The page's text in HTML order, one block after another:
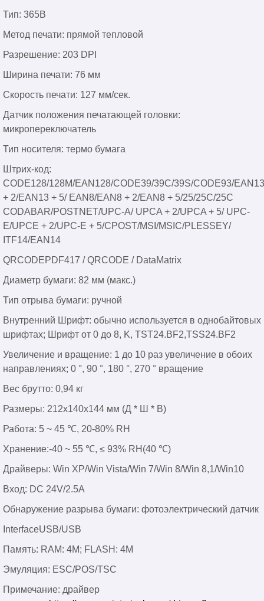
Тип: 365B
Метод печати: прямой тепловой
Разрешение: 203 DPI
Ширина печати: 76 мм
Скорость печати: 127 мм/сек.
Датчик положения печатающей головки:
микропереключатель
Тип носителя: термо бумага
Штрих-код:
CODE128/128M/EAN128/CODE39/39C/39S/CODE93/
+ 2/EAN13 + 5/ EAN8/EAN8 + 2/EAN8 + 5/25/25C/25C
CODABAR/POSTNET/UPC-A/ UPCA + 2/UPCA + 5/ UPC-
E/UPCE + 2/UPC-E + 5/CPOST/MSI/MSIC/PLESSEY/
ITF14/EAN14
QRCODEPDF417 / QRCODE / DataMatrix
Диаметр бумаги: 82 мм (макс.)
Тип отрыва бумаги: ручной
Внутренний Шрифт: обычно используется в однобайтовых
шрифтах; Шрифт от 0 до 8, K, TST24.BF2,TSS24.BF2
Увеличение и вращение: 1 до 10 раз увеличение в обоих
направлениях; 0 °, 90 °, 180 °, 270 ° вращение
Вес брутто: 0,94 кг
Размеры: 212x140x144 мм (Д * Ш * В)
Работа: 5 ~ 45 ℃, 20-80% RH
Хранение:-40 ~ 55 ℃, ≤ 93% RH(40 ℃)
Драйверы: Win XP/Win Vista/Win 7/Win 8/Win 8,1/Win10
Вход: DC 24V/2.5A
Обнаружение разрыва бумаги: фотоэлектрический датчик
InterfaceUSB/USB
Память: RAM: 4M; FLASH: 4M
Эмуляция: ESC/POS/TSC
Примечание: драйвер